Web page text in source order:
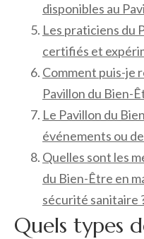
disponibles au
Les praticiens du
certifiés et
Comment puis-je
Pavillon du Bien-
Le Pavillon du
événements ou
Quelles sont les
du Bien-Être en
sécurité sanitaire
Quels types